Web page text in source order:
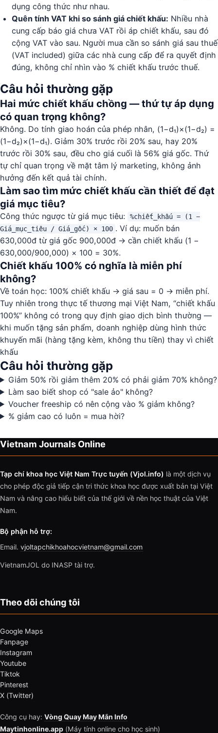
dụng công thức như nhau.
Quên tính VAT khi so sánh giá chiết khấu: Nhiều nhà
cung cấp báo giá chưa VAT rồi áp chiết khấu, sau đó
cộng VAT vào sau. Người mua cần so sánh giá sau thuế
(VAT included) giữa các nhà cung cấp để ra quyết định
đúng, không chỉ nhìn vào % chiết khấu trước thuế.
Câu hỏi thường gặp
Hai mức chiết khấu chồng — thứ tự áp dụng
có quan trọng không?
Không. Do tính giao hoán của phép nhân, (1−d₁)×(1−d₂) =
(1−d₂)×(1−d₁). Giảm 30% trước rồi 20% sau, hay 20%
trước rồi 30% sau, đều cho giá cuối là 56% giá gốc. Thứ
tự chỉ quan trọng về mặt tâm lý marketing, không ảnh
hưởng đến kết quả tài chính.
Làm sao tìm mức chiết khấu cần thiết để đạt
giá mục tiêu?
Công thức ngược từ giá mục tiêu:
%chiết_khấu = (1 −
Giá_mục_tiêu / Giá_gốc) × 100 . Ví dụ: muốn bán
630,000đ từ giá gốc 900,000đ → cần chiết khấu (1 −
630,000/900,000) × 100 = 30%.
Chiết khấu 100% có nghĩa là miễn phí
không?
Về toán học: 100% chiết khấu → giá sau = 0 → miễn phí.
Tuy nhiên trong thực tế thương mại Việt Nam, “chiết khấu
100%” không có trong quy định giao dịch bình thường —
khi muốn tặng sản phẩm, doanh nghiệp dùng hình thức
khuyến mãi (hàng tặng kèm, không thu tiền) thay vì chiết
khấu
Câu hỏi thường gặp
Giảm 50% rồi giảm thêm 20% có phải giảm 70% không?
Làm sao biết shop có "sale ảo" không?
Voucher freeship có nên cộng vào % giảm không?
% giảm cao có luôn = mua hời?
Vietnam Journals Online
Tạp chí khoa học Việt Nam Trực tuyến (Vjol.info) là một dịch vụ
cho phép độc giả tiếp cận tri thức khoa học được xuất bản tại Việt
Nam và nâng cao hiểu biết của thế giới về nền học thuật của Việt
Nam.
Bộ phận hỗ trợ:
Email. vjoltapchikhoahocvietnam@gmail.com
VietnamJOL do INASP tài trợ.
Theo dõi chúng tôi
Google Maps
Fanpage
Instagram
Youtube
Tiktok
Pinterest
X (Twitter)
Công cụ hay: Vòng Quay May Mắn Info
Maytinhonline.app (Máy tính online cho học sinh)